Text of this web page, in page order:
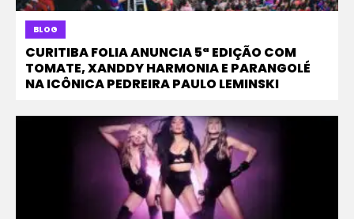
BLOG
CURITIBA FOLIA ANUNCIA 5ª EDIÇÃO COM
TOMATE, XANDDY HARMONIA E PARANGOLÉ
NA ICÔNICA PEDREIRA PAULO LEMINSKI